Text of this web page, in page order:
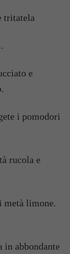
tritatela
e
i pomodori
rucola e
metà limone.
in abbondante